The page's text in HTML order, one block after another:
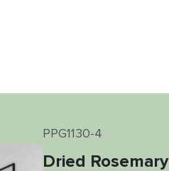
PPG1130-4
Dried Rosemary